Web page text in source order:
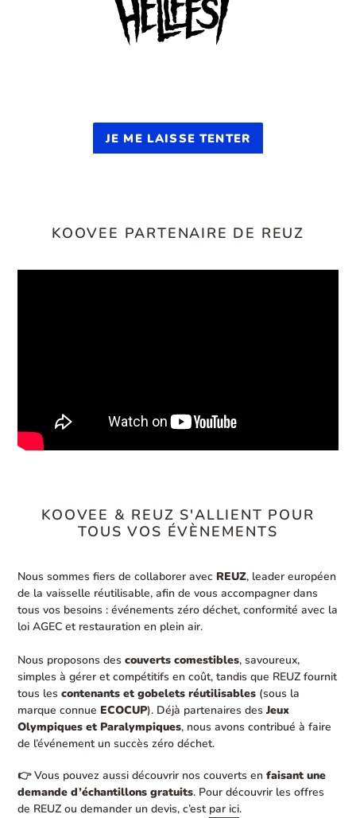
JE ME LAISSE TENTER
KOOVEE PARTENAIRE DE REUZ
KOOVEE & REUZ S'ALLIENT POUR
TOUS VOS ÉVÈNEMENTS
Nous sommes fiers de collaborer avec REUZ, leader européen
de la vaisselle réutilisable, afin de vous accompagner dans
tous vos besoins : événements zéro déchet, conformité avec la
loi AGEC et restauration en plein air.
Nous proposons des couverts comestibles, savoureux,
simples à gérer et compétitifs en coût, tandis que REUZ fournit
tous les contenants et gobelets réutilisables (sous la
marque connue ECOCUP). Déjà partenaires des Jeux
Olympiques et Paralympiques, nous avons contribué à faire
de l’événement un succès zéro déchet.
👉 Vous pouvez aussi découvrir nos couverts en faisant une
demande d’échantillons gratuits. Pour découvrir les offres
de REUZ ou demander un devis, c’est par ici.